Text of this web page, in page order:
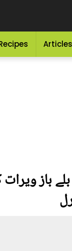
Articles
بلے باز